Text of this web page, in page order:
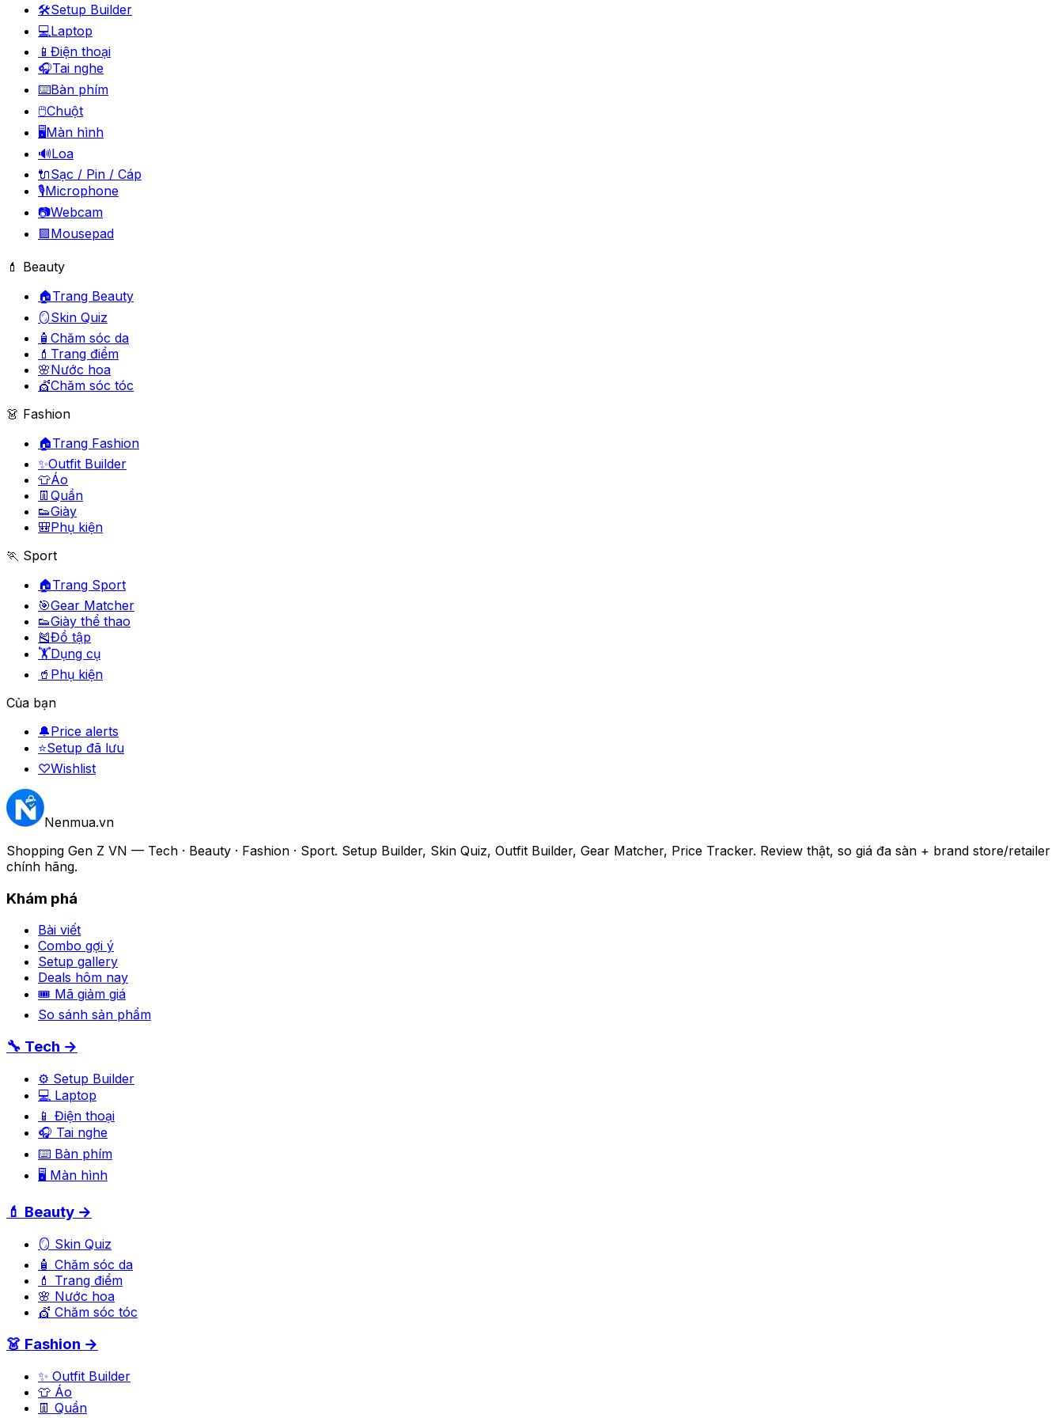
🛠️Setup Builder
💻Laptop
📱 Điện thoại
🎧Tai nghe
⌨️Bàn phím
🖱️Chuột
🖥️Màn hình
🔊Loa
🔌Sạc / Pin / Cáp
🎙️Microphone
📷Webcam
🟪Mousepad
💄 Beauty
🏠Trang Beauty
🪞Skin Quiz
🧴 Chăm sóc da
💄 Trang điểm
🌸Nước hoa
💇Chăm sóc tóc
👗 Fashion
🏠Trang Fashion
✨Outfit Builder
👕Áo
👖 Quần
👟Giày
🎒Phụ kiện
🏃 Sport
🏠Trang Sport
🎯Gear Matcher
👟Giày thể thao
🎽Đồ tập
🏋️Dụng cụ
🥤 Phụ kiện
Của bạn
🔔Price alerts
⭐Setup đã lưu
♡Wishlist
Nenmua.vn
Shopping Gen Z VN — Tech · Beauty · Fashion · Sport. Setup Builder, Skin Quiz, Outfit Builder, Gear Matcher, Price Tracker. Review thật, so giá đa sàn + brand store/retailer
chính hãng.
Khám phá
Bài viết
Combo gợi ý
Setup gallery
Deals hôm nay
🎟 Mã giảm giá
So sánh sản phẩm
🔧 Tech →
⚙️ Setup Builder
💻 Laptop
📱 Điện thoại
🎧 Tai nghe
⌨️ Bàn phím
🖥️ Màn hình
💄 Beauty →
🪞 Skin Quiz
🧴 Chăm sóc da
💄 Trang điểm
🌸 Nước hoa
💇 Chăm sóc tóc
👗 Fashion →
✨ Outfit Builder
👕 Áo
👖 Quần